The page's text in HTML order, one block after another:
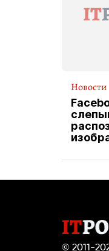
Новости
© 2011-